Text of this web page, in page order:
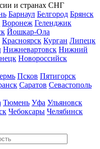
и странах СНГ
Барнаул Белгород Брянск
Воронеж Геленджик
Йошкар-Ола
Красноярск Курган Липецк
Нижневартовск Нижний
Новороссийск
Псков Пятигорск
Саратов Севастополь
Тюмень Уфа Ульяновск
Чебоксары Челябинск